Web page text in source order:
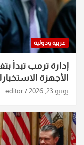
عربية ودولية
إدارة ترمب تبدأ
الأجهزة
يونيو 23, 2026 editor